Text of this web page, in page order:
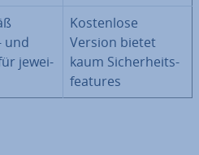
und
je­wei­
Kos­ten­lo­se
Version bietet
kaum Si­cher­heits­
fea­tures